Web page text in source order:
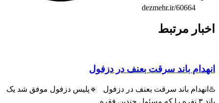
dezmehr.ir/60664
مرتبط
باند سرقت بعنف در دزفول
باند سرقت بعنف در دزفول 🔹پلیس دزفول موفق شد یک